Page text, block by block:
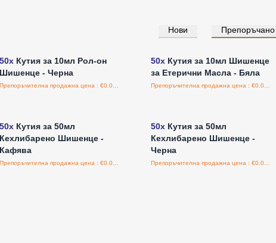
Нови Препоръчано
50x Кутия за 10мл Рол-он
Шишенце - Черна
Влезте за цени на едро
50xКутия за 10мл Шишенце
за Етерични Масла - Бяла
Препоръчителна продажна цена : €0.00/бройка
50x Кутия за 50мл
Кехлибарено Шишенце -
Кафява
50xКутия за 50мл
Кехлибарено Шишенце -
Черна
Препоръчителна продажна цена : €0.00/бройка